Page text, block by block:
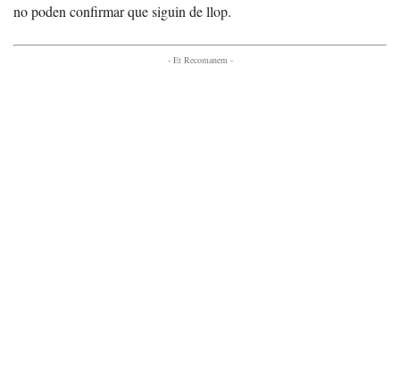
no poden confirmar que siguin de llop.
- Et Recomanem -